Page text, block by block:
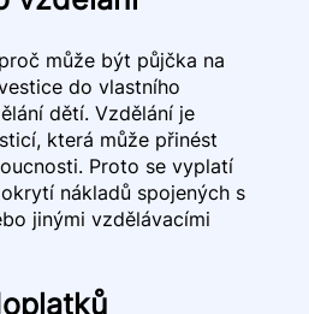
může být půjčka na
do vlastního
dětí. Vzdělání je
která může přinést
Proto se vyplatí
nákladů spojených s
jinými vzdělávacími